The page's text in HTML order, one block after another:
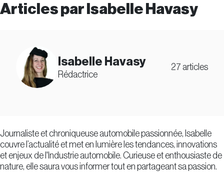
Articles par Isabelle Havasy
Isabelle Havasy
Rédactrice
27 articles
Journaliste et chroniqueuse automobile passionnée, Isabelle
couvre l’actualité et met en lumière les tendances, innovations
et enjeux de l'Industrie automobile. Curieuse et enthousiaste de
nature, elle saura vous informer tout en partageant sa passion.